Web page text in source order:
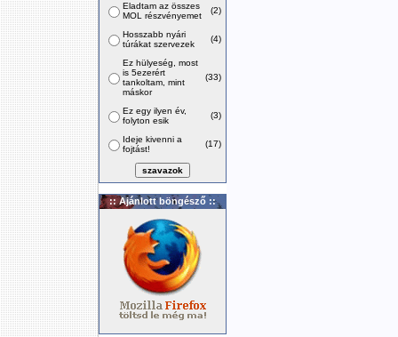
Eladtam az összes
MOL részvényemet
(2)
Hosszabb nyári
túrákat szervezek
(4)
Ez hülyeség, most
is 5ezerért
tankoltam, mint
máskor
(33)
Ez egy ilyen év,
folyton esik
(3)
Ideje kivenni a
fojtást!
(17)
:: Ajánlott böngésző ::